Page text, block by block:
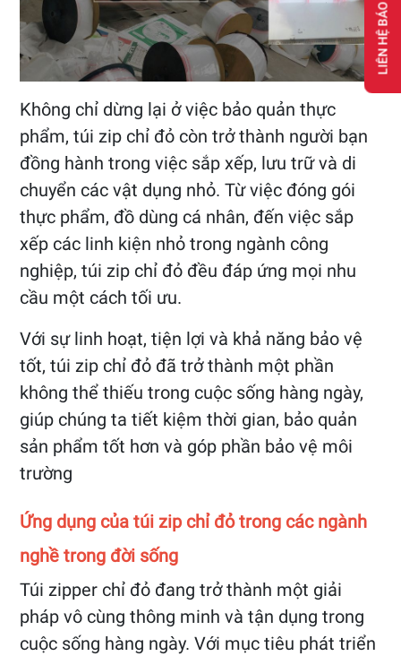
Không chỉ dừng lại ở việc bảo quản thực
phẩm, túi zip chỉ đỏ còn trở thành người bạn
đồng hành trong việc sắp xếp, lưu trữ và di
chuyển các vật dụng nhỏ. Từ việc đóng gói
thực phẩm, đồ dùng cá nhân, đến việc sắp
xếp các linh kiện nhỏ trong ngành công
nghiệp, túi zip chỉ đỏ đều đáp ứng mọi nhu
cầu một cách tối ưu.
Với sự linh hoạt, tiện lợi và khả năng bảo vệ
tốt, túi zip chỉ đỏ đã trở thành một phần
không thể thiếu trong cuộc sống hàng ngày,
giúp chúng ta tiết kiệm thời gian, bảo quản
sản phẩm tốt hơn và góp phần bảo vệ môi
trường
Ứng dụng của túi zip chỉ đỏ trong các ngành
nghề trong đời sống
Túi zipper chỉ đỏ đang trở thành một giải
pháp vô cùng thông minh và tận dụng trong
cuộc sống hàng ngày. Với mục tiêu phát triển
LIÊN HỆ BÁO GIÁ